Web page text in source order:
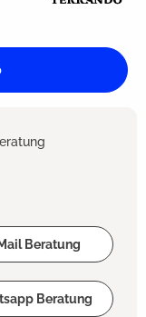
Beratung
Beratung